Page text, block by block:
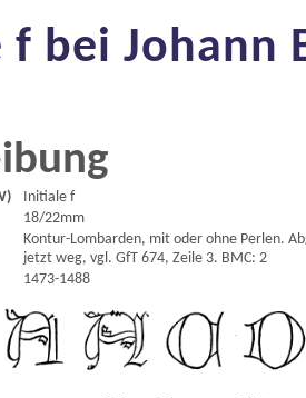
f bei Johann
Initiale f
18/22mm
Kontur-Lombarden, mit oder ohne Perlen.
jetzt weg, vgl. GfT 674, Zeile 3. BMC: 2
1473-1488